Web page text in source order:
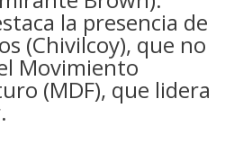
la presencia de
(Chivilcoy), que no
Movimiento
(MDF), que lidera